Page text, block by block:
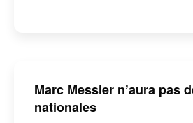
Marc Messier n’aura pas
nationales